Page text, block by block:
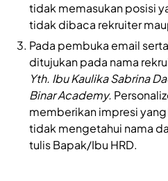
tidak memasukan posisi
tidak dibaca rekruiter
Pada pembuka email
ditujukan pada nama
Yth. Ibu Kaulika Sabrina
Binar Academy.
memberikan impresi
tidak mengetahui nama
tulis Bapak/Ibu HRD.